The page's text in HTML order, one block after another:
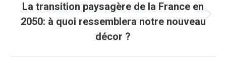
Article
suivant
La transition paysagère de la France en
2050: à quoi ressemblera notre nouveau
décor ?